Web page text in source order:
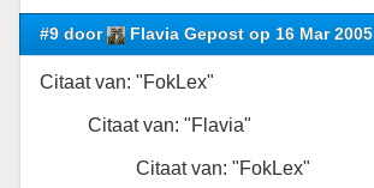
#9 door Flavia Gepost op 16 Mar 2005
Citaat van: "FokLex"
Citaat van: "Flavia"
Citaat van: "FokLex"